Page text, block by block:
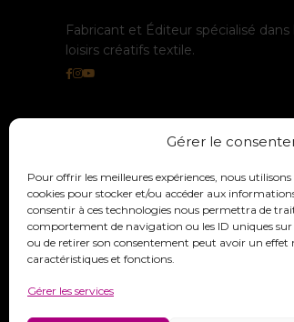
Gérer le
Pour offrir les meilleures expériences, nous utilisons
cookies pour stocker et/ou accéder aux
consentir à ces technologies nous permettra de
comportement de navigation ou les ID uniques sur
ou de retirer son consentement peut avoir un effet
caractéristiques et fonctions.
Gérer les services
Fabricant et Éditeur spécialisé dans
loisirs créatifs textile.